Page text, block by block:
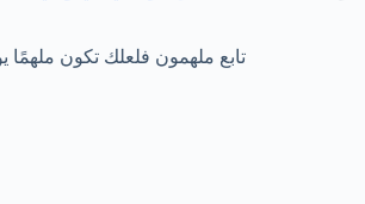
تابع ملهمون فلعلك تكون ملهمًا